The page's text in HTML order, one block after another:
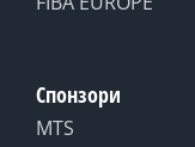
Спонзори
MTS